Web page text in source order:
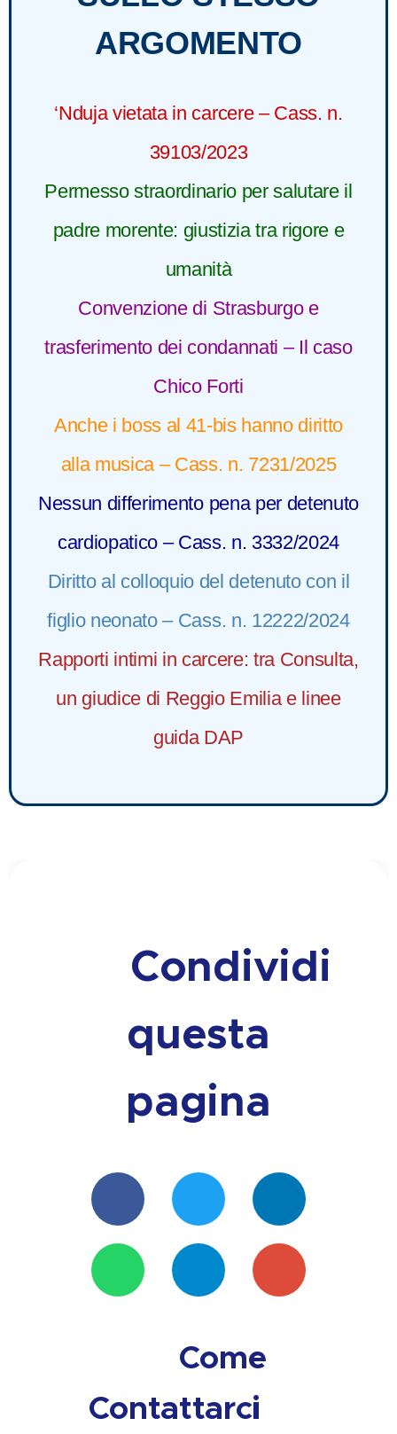
ARGOMENTO
‘Nduja vietata in carcere – Cass. n.
39103/2023
Permesso straordinario per salutare il
padre morente: giustizia tra rigore e
umanità
Convenzione di Strasburgo e
trasferimento dei condannati – Il caso
Chico Forti
Anche i boss al 41-bis hanno diritto
alla musica – Cass. n. 7231/2025
Nessun differimento pena per detenuto
cardiopatico – Cass. n. 3332/2024
Diritto al colloquio del detenuto con il
figlio neonato – Cass. n. 12222/2024
Rapporti intimi in carcere: tra Consulta,
un giudice di Reggio Emilia e linee
guida DAP
🔗 Condividi
questa
pagina
📞 Come
Contattarci 📞